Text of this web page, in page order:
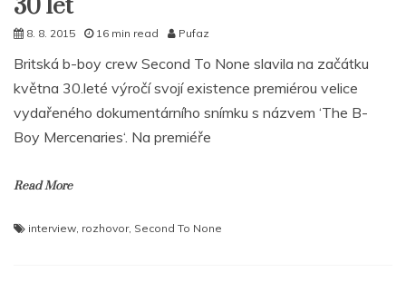
30 let
8. 8. 2015 16 min read Pufaz
Britská b-boy crew Second To None slavila na začátku
května 30.leté výročí svojí existence premiérou velice
vydařeného dokumentárního snímku s názvem ‘The B-
Boy Mercenaries‘. Na premiéře
Read More
interview, rozhovor, Second To None